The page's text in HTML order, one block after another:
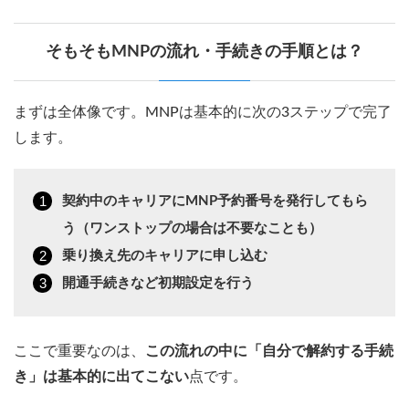
そもそもMNPの流れ・手続きの手順とは？
まずは全体像です。MNPは基本的に次の3ステップで完了
します。
契約中のキャリアにMNP予約番号を発行してもら
う（ワンストップの場合は不要なことも）
乗り換え先のキャリアに申し込む
開通手続きなど初期設定を行う
ここで重要なのは、
この流れの中に「自分で解約する手続
き」は基本的に出てこない点です。